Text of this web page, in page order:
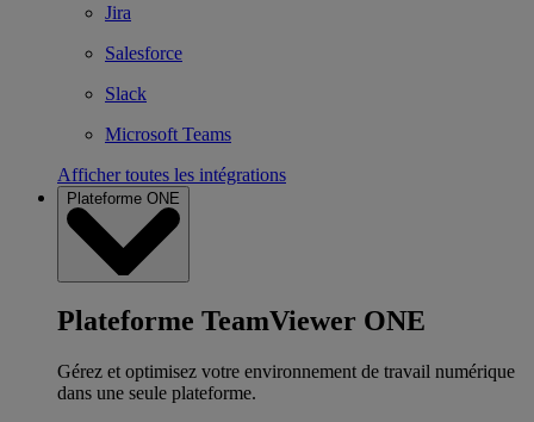
Jira
Salesforce
Slack
Microsoft Teams
Afficher toutes les intégrations
Plateforme ONE
Plateforme TeamViewer ONE
Gérez et optimisez votre environnement de travail numérique
dans une seule plateforme.